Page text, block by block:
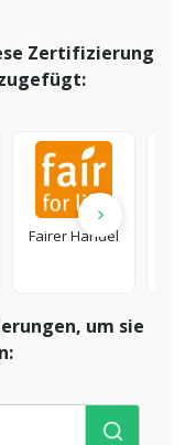
Zertifizierung
Fairer Handel
um sie